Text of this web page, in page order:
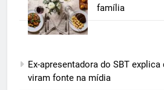
família
Ex-apresentadora do SBT
viram fonte na mídia